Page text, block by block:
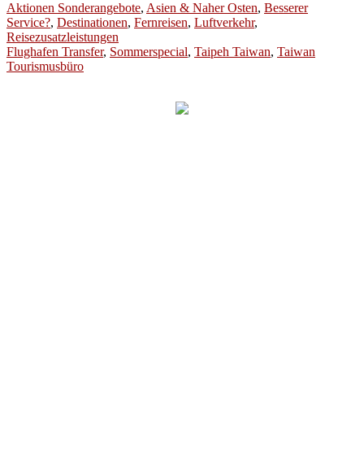
Aktionen Sonderangebote, Asien & Naher Osten, Besserer
Service?, Destinationen, Fernreisen, Luftverkehr,
Reisezusatzleistungen
Flughafen Transfer, Sommerspecial, Taipeh Taiwan, Taiwan
Tourismusbüro